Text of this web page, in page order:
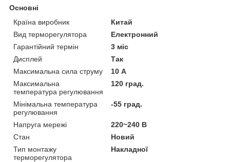
Основні
Країна виробник
Китай
Вид терморегулятора
Електронний
Гарантійний термін
3 міс
Дисплей
Так
Максимальна сила струму
10 А
Максимальна
температура регулювання
120 град.
Мінімальна температура
регулювання
-55 град.
Напруга мережі
220~240 В
Стан
Новий
Тип монтажу
терморегулятора
Накладної